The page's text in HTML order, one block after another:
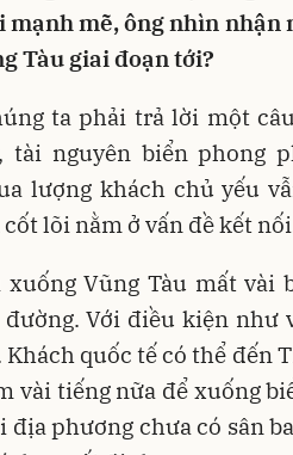
mạnh mẽ, ông nhìn nhận
Tàu giai đoạn tới?
ta phải trả lời một
tài nguyên biển phong
lượng khách chủ yếu
lõi nằm ở vấn đề kết
xuống Vũng Tàu mất vài
Với điều kiện như
quốc tế có thể đến
vài tiếng nữa để xuống
địa phương chưa có sân